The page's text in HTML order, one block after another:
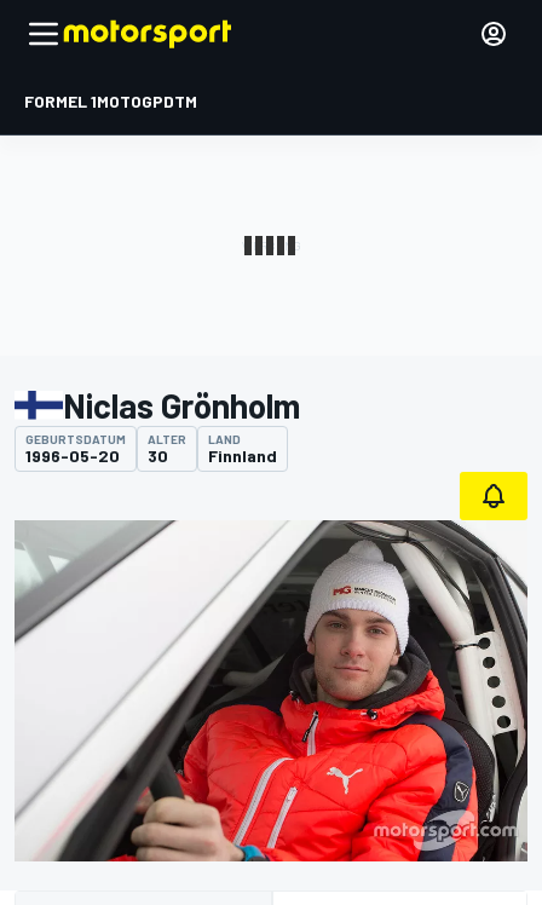
FORMEL 1MOTOGPDTM
Niclas Grönholm
GEBURTSDATUM
1996-05-20
ALTER
30
LAND
Finnland